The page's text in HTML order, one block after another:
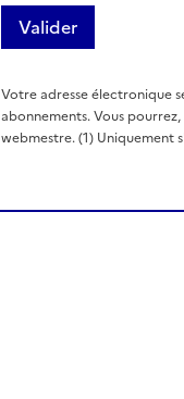
Votre adresse électronique
abonnements. Vous
webmestre. (1) Uniquement